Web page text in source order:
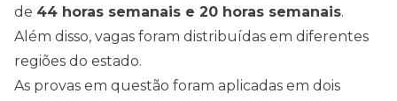
de 44 horas semanais e 20 horas semanais.
Além disso, vagas foram distribuídas em diferentes
regiões do estado.
As provas em questão foram aplicadas em dois